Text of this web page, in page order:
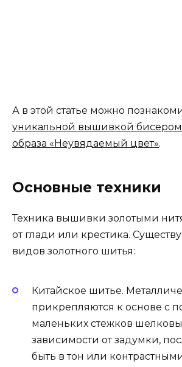
А в этой статье можно
уникальной вышивкой бисером
образа «Неувядаемый цвет».
Основные техники
Техника вышивки золотыми
от глади или крестика.
видов золотного шитья:
Китайское шитье.
прикрепляются к основе с
маленьких стежков
зависимости от задумки,
быть в тон или